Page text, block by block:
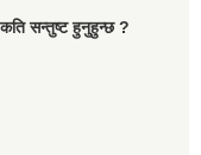
कति सन्तुष्ट हुनुहुन्छ ?